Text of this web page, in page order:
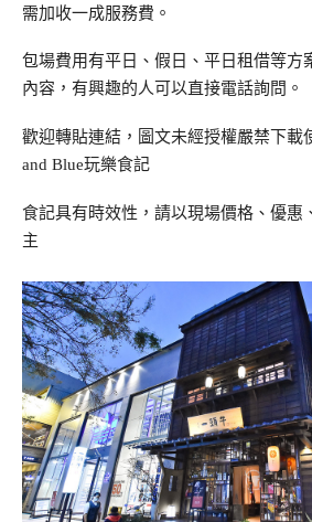
需加收一成服務費。
包場費用有平日、假日、平日租借等方
內容，有興趣的人可以直接電話詢問。
歡迎轉貼連結，圖文未經授權嚴禁下載
and Blue玩樂食記
食記具有時效性，請以現場價格、優惠
主